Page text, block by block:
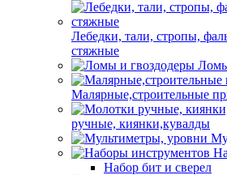
Лебедки, тали, стропы,
стяжные
Малярные,строительные
ручные, киянки,кувалды
Набор бит и сверел